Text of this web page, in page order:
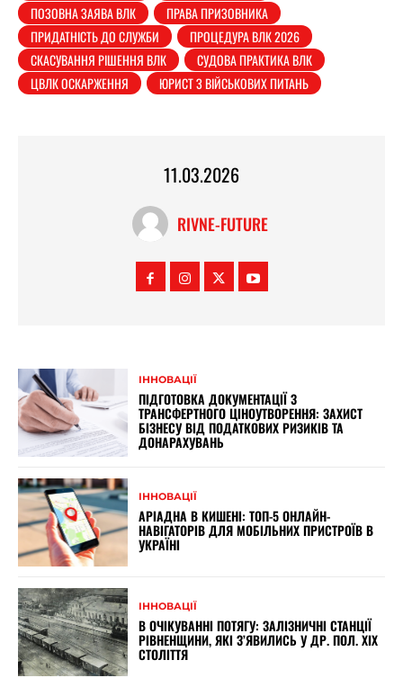
ПОЗОВНА ЗАЯВА ВЛК
ПРАВА ПРИЗОВНИКА
ПРИДАТНІСТЬ ДО СЛУЖБИ
ПРОЦЕДУРА ВЛК 2026
СКАСУВАННЯ РІШЕННЯ ВЛК
СУДОВА ПРАКТИКА ВЛК
ЦВЛК ОСКАРЖЕННЯ
ЮРИСТ З ВІЙСЬКОВИХ ПИТАНЬ
11.03.2026
RIVNE-FUTURE
ІННОВАЦІЇ
ПІДГОТОВКА ДОКУМЕНТАЦІЇ З
ТРАНСФЕРТНОГО ЦІНОУТВОРЕННЯ: ЗАХИСТ
БІЗНЕСУ ВІД ПОДАТКОВИХ РИЗИКІВ ТА
ДОНАРАХУВАНЬ
ІННОВАЦІЇ
АРІАДНА В КИШЕНІ: ТОП-5 ОНЛАЙН-
НАВІГАТОРІВ ДЛЯ МОБІЛЬНИХ ПРИСТРОЇВ В
УКРАЇНІ
ІННОВАЦІЇ
В ОЧІКУВАННІ ПОТЯГУ: ЗАЛІЗНИЧНІ СТАНЦІЇ
РІВНЕНЩИНИ, ЯКІ З’ЯВИЛИСЬ У ДР. ПОЛ. XIX
СТОЛІТТЯ